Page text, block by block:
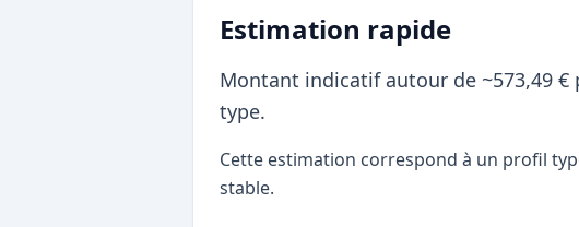
Estimation rapide
Montant indicatif autour de ~573,49 €
type.
Cette estimation correspond à un profil
stable.